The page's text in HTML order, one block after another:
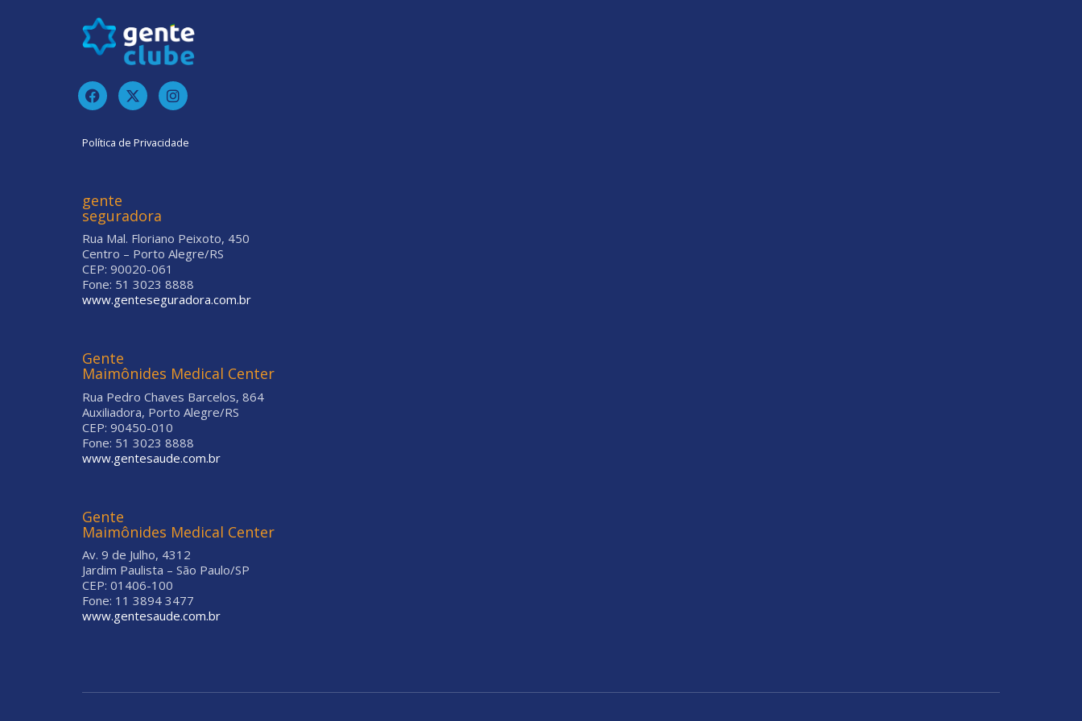
Política de Privacidade
gente
seguradora
Rua Mal. Floriano Peixoto, 450
Centro – Porto Alegre/RS
CEP: 90020-061
Fone: 51 3023 8888
www.genteseguradora.com.br
Gente
Maimônides Medical Center
Rua Pedro Chaves Barcelos, 864
Auxiliadora, Porto Alegre/RS
CEP: 90450-010
Fone: 51 3023 8888
www.gentesaude.com.br
Gente
Maimônides Medical Center
Av. 9 de Julho, 4312
Jardim Paulista – São Paulo/SP
CEP: 01406-100
Fone: 11 3894 3477
www.gentesaude.com.br